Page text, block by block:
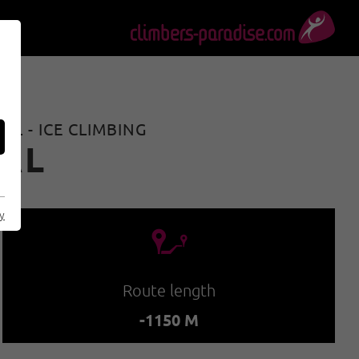
- ICE CLIMBING
🔹
Route length
-1150 M